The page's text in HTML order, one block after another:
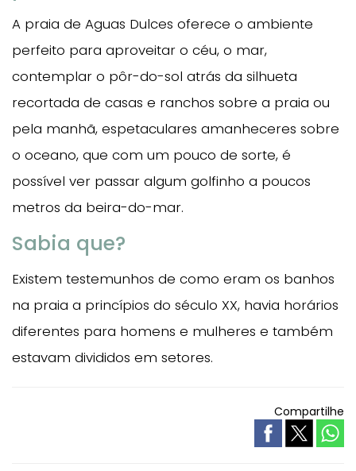
A praia de Aguas Dulces oferece o ambiente
perfeito para aproveitar o céu, o mar,
contemplar o pôr-do-sol atrás da silhueta
recortada de casas e ranchos sobre a praia ou
pela manhã, espetaculares amanheceres sobre
o oceano, que com um pouco de sorte, é
possível ver passar algum golfinho a poucos
metros da beira-do-mar.
Sabia que?
Existem testemunhos de como eram os banhos
na praia a princípios do século XX, havia horários
diferentes para homens e mulheres e também
estavam divididos em setores.
Compartilhe